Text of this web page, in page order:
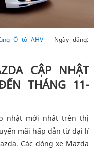
Ô tô AHVNgày đăng:
CẬP NHẬT
THÁNG 11-
nhật mới nhất trên thị
mãi hấp dẫn từ đại lí
Các dòng xe Mazda